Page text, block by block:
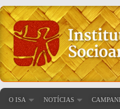
O ISA NOTÍCIAS